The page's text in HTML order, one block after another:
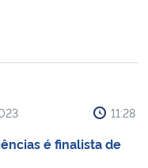
11:28
é finalista de